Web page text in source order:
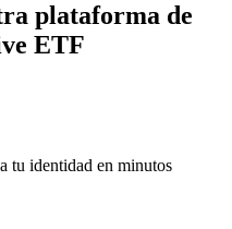
plataforma de
ETF
tu identidad en minutos